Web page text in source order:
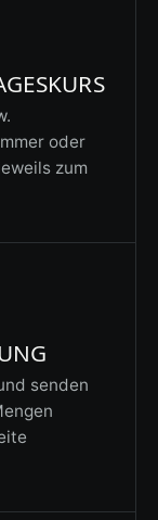
oder
zum
senden